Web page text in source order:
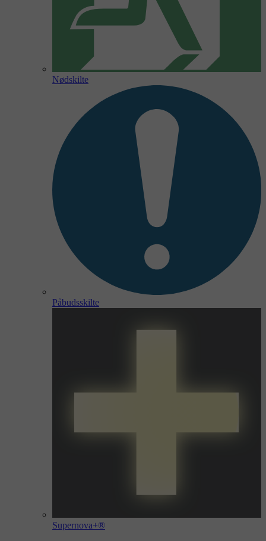
Nødskilte
Påbudsskilte
Supernova+®